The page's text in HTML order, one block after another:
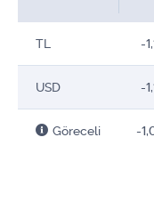
TL -
USD -
Göreceli -